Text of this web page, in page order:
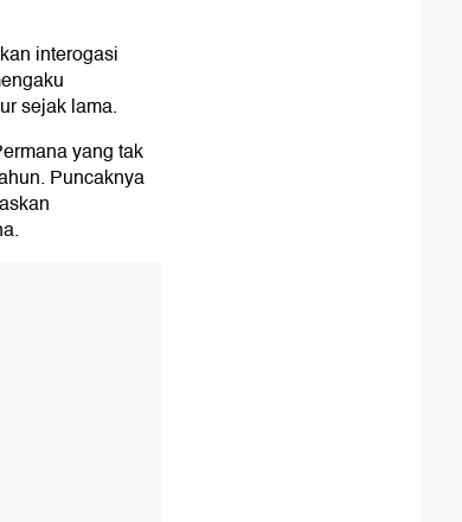
interogasi
sejak lama.
yang tak
Puncaknya